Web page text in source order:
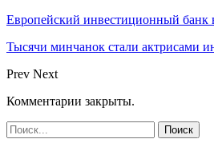
Европейский инвестиционный банк
Тысячи минчанок стали
Prev Next
Комментарии закрыты.